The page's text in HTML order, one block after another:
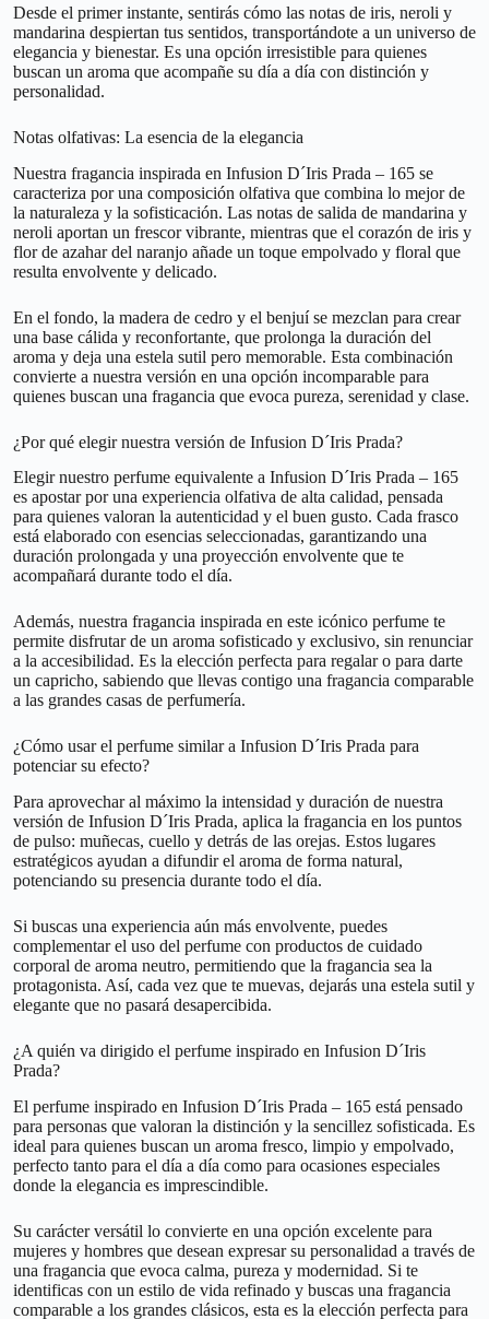
Desde el primer instante, sentirás cómo las notas de iris, neroli y
mandarina despiertan tus sentidos, transportándote a un universo de
elegancia y bienestar. Es una opción irresistible para quienes
buscan un aroma que acompañe su día a día con distinción y
personalidad.
Notas olfativas: La esencia de la elegancia
Nuestra fragancia inspirada en Infusion D´Iris Prada – 165 se
caracteriza por una composición olfativa que combina lo mejor de
la naturaleza y la sofisticación. Las notas de salida de mandarina y
neroli aportan un frescor vibrante, mientras que el corazón de iris y
flor de azahar del naranjo añade un toque empolvado y floral que
resulta envolvente y delicado.
En el fondo, la madera de cedro y el benjuí se mezclan para crear
una base cálida y reconfortante, que prolonga la duración del
aroma y deja una estela sutil pero memorable. Esta combinación
convierte a nuestra versión en una opción incomparable para
quienes buscan una fragancia que evoca pureza, serenidad y clase.
¿Por qué elegir nuestra versión de Infusion D´Iris Prada?
Elegir nuestro perfume equivalente a Infusion D´Iris Prada – 165
es apostar por una experiencia olfativa de alta calidad, pensada
para quienes valoran la autenticidad y el buen gusto. Cada frasco
está elaborado con esencias seleccionadas, garantizando una
duración prolongada y una proyección envolvente que te
acompañará durante todo el día.
Además, nuestra fragancia inspirada en este icónico perfume te
permite disfrutar de un aroma sofisticado y exclusivo, sin renunciar
a la accesibilidad. Es la elección perfecta para regalar o para darte
un capricho, sabiendo que llevas contigo una fragancia comparable
a las grandes casas de perfumería.
¿Cómo usar el perfume similar a Infusion D´Iris Prada para
potenciar su efecto?
Para aprovechar al máximo la intensidad y duración de nuestra
versión de Infusion D´Iris Prada, aplica la fragancia en los puntos
de pulso: muñecas, cuello y detrás de las orejas. Estos lugares
estratégicos ayudan a difundir el aroma de forma natural,
potenciando su presencia durante todo el día.
Si buscas una experiencia aún más envolvente, puedes
complementar el uso del perfume con productos de cuidado
corporal de aroma neutro, permitiendo que la fragancia sea la
protagonista. Así, cada vez que te muevas, dejarás una estela sutil y
elegante que no pasará desapercibida.
¿A quién va dirigido el perfume inspirado en Infusion D´Iris
Prada?
El perfume inspirado en Infusion D´Iris Prada – 165 está pensado
para personas que valoran la distinción y la sencillez sofisticada. Es
ideal para quienes buscan un aroma fresco, limpio y empolvado,
perfecto tanto para el día a día como para ocasiones especiales
donde la elegancia es imprescindible.
Su carácter versátil lo convierte en una opción excelente para
mujeres y hombres que desean expresar su personalidad a través de
una fragancia que evoca calma, pureza y modernidad. Si te
identificas con un estilo de vida refinado y buscas una fragancia
comparable a los grandes clásicos, esta es la elección perfecta para